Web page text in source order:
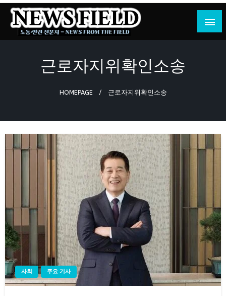
Skip
content
뉴스필드
노동·인권 전문지
근로자지위확인소송
HOMEPAGE 근로자지위확인소송
사회 주요 기사